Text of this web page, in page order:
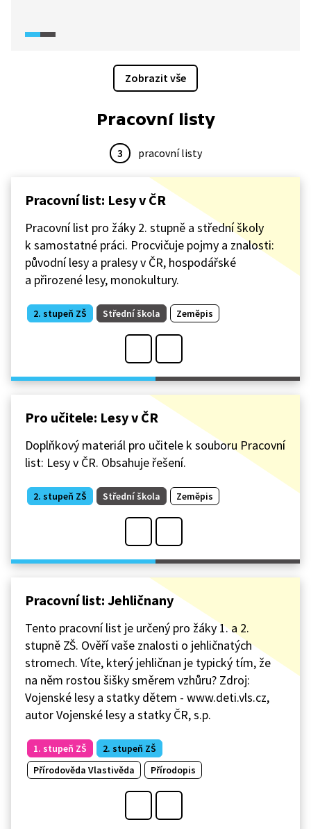
můžeme sledovat přirozený koloběh lesa. Pojďte se
Zobrazit vše
Pracovní listy
3 pracovní listy
Pracovní list: Lesy v ČR
Pracovní list pro žáky 2. stupně a střední školy
k samostatné práci. Procvičuje pojmy a znalosti:
původní lesy a pralesy v ČR, hospodářské
a přirozené lesy, monokultury.
2. stupeň ZŠ Střední škola Zeměpis
Pro učitele: Lesy v ČR
Doplňkový materiál pro učitele k souboru Pracovní
list: Lesy v ČR. Obsahuje řešení.
2. stupeň ZŠ Střední škola Zeměpis
Pracovní list: Jehličnany
Tento pracovní list je určený pro žáky 1. a 2.
stupně ZŠ. Ověří vaše znalosti o jehličnatých
stromech. Víte, který jehličnan je typický tím, že
na něm rostou šišky směrem vzhůru? Zdroj:
Vojenské lesy a statky dětem - www.deti.vls.cz,
autor Vojenské lesy a statky ČR, s.p.
1. stupeň ZŠ
2. stupeň ZŠ
Přírodověda Vlastivěda
Přírodopis